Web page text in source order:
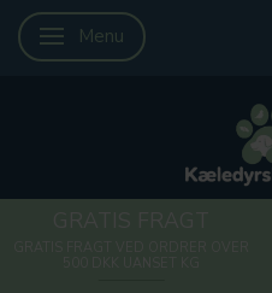
Skifte navigation
Menu